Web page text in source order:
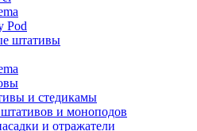
Pod
штативы
и стедикамы
и моноподов
и отражатели